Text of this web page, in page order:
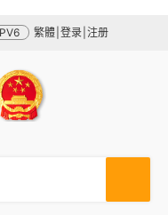
繁體 登录 注册